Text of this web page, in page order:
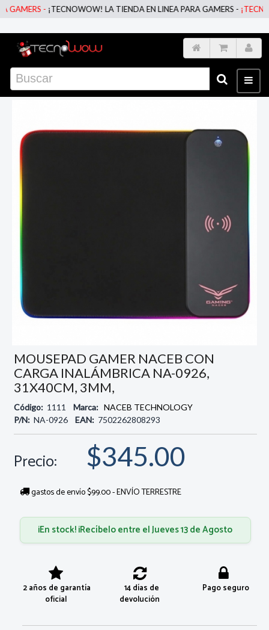
-¡TECNOWOW! LA TIENDA EN LINEA PARA GAMERS -
MOUSEPAD GAMER NACEB CON
CARGA INALÁMBRICA NA-0926,
31X40CM, 3MM,
Código: 1111 Marca: NACEB TECHNOLOGY
P/N: NA-0926 EAN: 7502262808293
Precio: $345.00
gastos de envío $99.00 - ENVÍO TERRESTRE
¡En stock! ¡Recíbelo entre el Jueves 13 de Agosto
2 años de garantía
oficial
14 días de
devolución
Pago seguro